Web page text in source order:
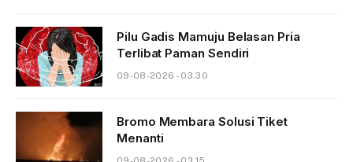
Pilu Gadis Mamuju Belasan Pria
Terlibat Paman Sendiri
09-08-2026 - 03.30
Bromo Membara Solusi Tiket
Menanti